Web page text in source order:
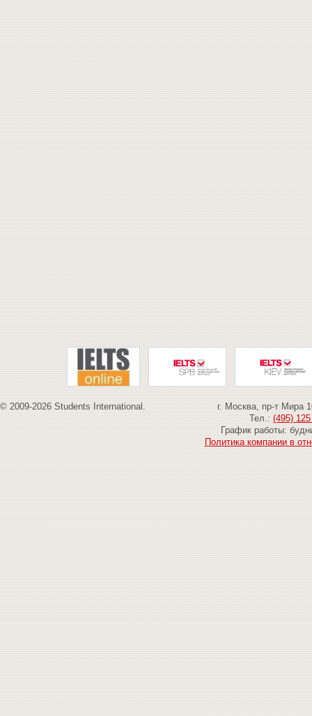
© 2009-2026 Students International.
г. Москва, пр-т Мира
Тел.: (495)
График работы:
Политика компании в